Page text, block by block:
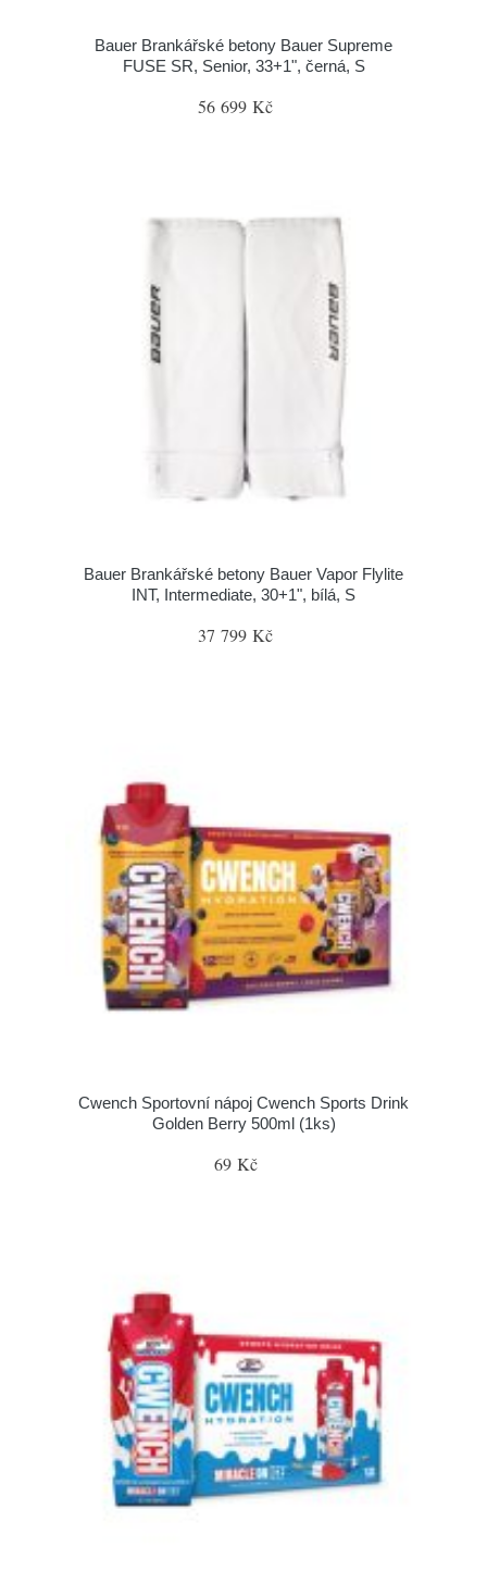
Bauer Brankářské betony Bauer Supreme
FUSE SR, Senior, 33+1", černá, S
56 699 Kč
Bauer Brankářské betony Bauer Vapor Flylite
INT, Intermediate, 30+1", bílá, S
37 799 Kč
Cwench Sportovní nápoj Cwench Sports Drink
Golden Berry 500ml (1ks)
69 Kč